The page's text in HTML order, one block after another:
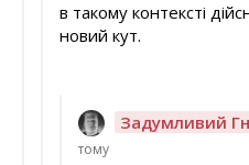
в такому контексті
новий кут.
Задумливий
тому